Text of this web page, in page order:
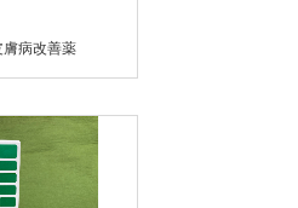
膚病改善薬